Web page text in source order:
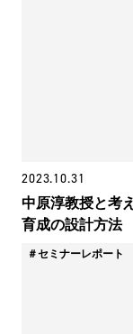
2023.10.31
中原淳教授と考
育成の設計方法
セミナーレポート